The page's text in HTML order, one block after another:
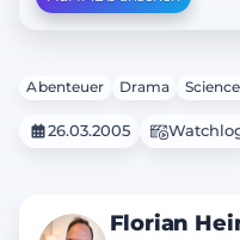
er immer wieder bei
Abenteuer Drama
26.03.2005
Florian